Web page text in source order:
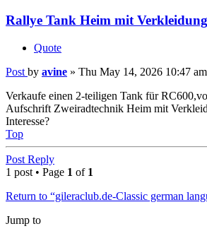
Rallye Tank Heim mit Verkleidung
Quote
Post by avine » Thu May 14, 2026 10:47 am
Verkaufe einen 2-teiligen Tank für
Aufschrift Zweiradtechnik Heim mit
Interesse?
Top
Post Reply
1 post • Page 1 of 1
Return to “gileraclub.de-Classic german
Jump to